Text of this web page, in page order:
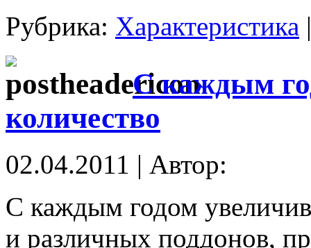
Рубрика: Характеристика
С каждым
количество
02.04.2011 | Автор:
С каждым годом
и различных поддонов,